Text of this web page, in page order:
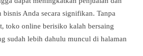
bisnis Anda secara signifikan. Tanpa
toko online berisiko kalah bersaing
sudah lebih dahulu muncul di halaman